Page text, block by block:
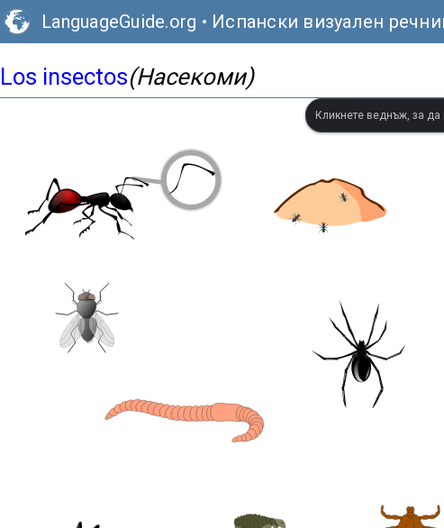
LanguageGuide.org • Испански визуален
Los insectos(Насекоми)
Кликнете веднъж, за да